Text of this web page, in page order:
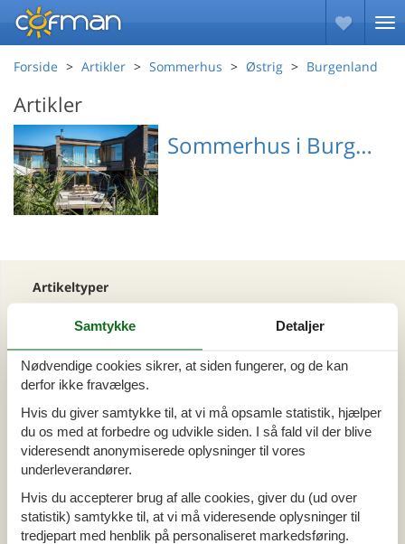
Forside Artikler Sommerhus Østrig Burgenland
Artikler
Sommerhus i Burgenland
AT7100.1.1
Artikeltyper
Sommerhus
Område
Alle
Burgenland
Tema
Alle
Samtykke Detaljer
Nødvendige cookies sikrer, at siden fungerer, og de kan
derfor ikke fravælges.
Hvis du giver samtykke til, at vi må opsamle statistik, hjælper
du os med at forbedre og udvikle siden. I så fald vil der blive
videresendt anonymiserede oplysninger til vores
underleverandører.
Hvis du accepterer brug af alle cookies, giver du (ud over
statistik) samtykke til, at vi må videresende oplysninger til
tredjepart med henblik på personaliseret markedsføring.